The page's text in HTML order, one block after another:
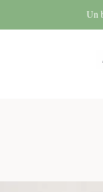
Un